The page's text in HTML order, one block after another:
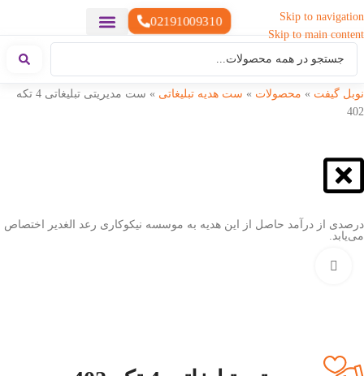
Skip to navigation
Skip to main content
02191009310
نوبل گیفت » محصولات » ست هدیه تبلیغاتی »
ست مدیریتی تبلیغاتی 4 تکه
402
درصدی از درآمد حاصل از این هدیه به موسسه نیکوکاری رعد الغدیر اختصاص
می‌یابد.